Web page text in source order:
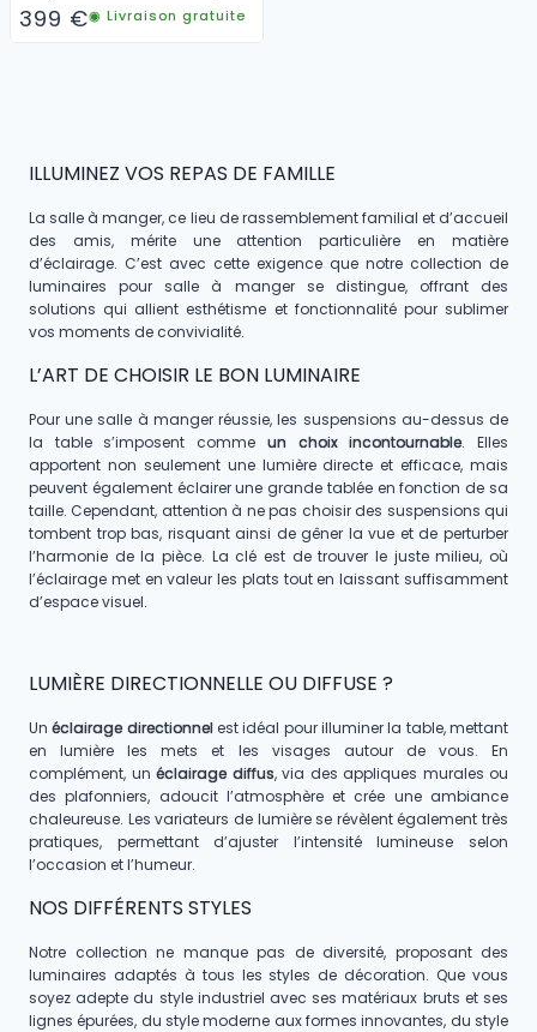
399 €◉ Livraison gratuite
ILLUMINEZ VOS REPAS DE FAMILLE
La salle à manger, ce lieu de rassemblement familial et d’accueil
des amis, mérite une attention particulière en matière
d’éclairage. C’est avec cette exigence que notre collection de
luminaires pour salle à manger se distingue, offrant des
solutions qui allient esthétisme et fonctionnalité pour sublimer
vos moments de convivialité.
L’ART DE CHOISIR LE BON LUMINAIRE
Pour une salle à manger réussie, les suspensions au-dessus de
la table s’imposent comme un choix incontournable. Elles
apportent non seulement une lumière directe et efficace, mais
peuvent également éclairer une grande tablée en fonction de sa
taille. Cependant, attention à ne pas choisir des suspensions qui
tombent trop bas, risquant ainsi de gêner la vue et de perturber
l’harmonie de la pièce. La clé est de trouver le juste milieu, où
l’éclairage met en valeur les plats tout en laissant suffisamment
d’espace visuel.
LUMIÈRE DIRECTIONNELLE OU DIFFUSE ?
Unéclairage directionnelest idéal pour illuminer la table, mettant
en lumière les mets et les visages autour de vous. En
complément, un éclairage diffus, via des appliques murales ou
des plafonniers, adoucit l’atmosphère et crée une ambiance
chaleureuse. Les variateurs de lumière se révèlent également très
pratiques, permettant d’ajuster l’intensité lumineuse selon
l’occasion et l’humeur.
NOS DIFFÉRENTS STYLES
Notre collection ne manque pas de diversité, proposant des
luminaires adaptés à tous les styles de décoration. Que vous
soyez adepte du style industriel avec ses matériaux bruts et ses
lignes épurées, du style moderne aux formes innovantes, du style